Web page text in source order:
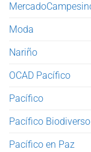
Moda
Nariño
OCAD Pacífico
Pacífico
Pacífico Biodiverso
Pacífico en Paz